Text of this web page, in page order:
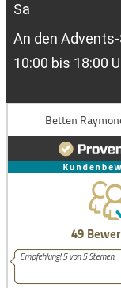
Sa
An den
10:00 bis 18:00